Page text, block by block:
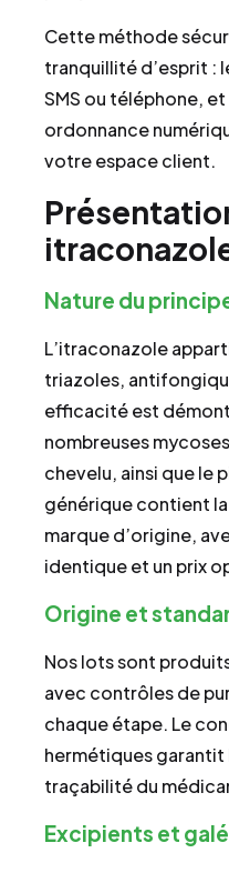
Cette méthode
tranquillité d’esprit :
SMS ou téléphone,
ordonnance
votre espace client.
Nature du
L’itraconazole
triazoles,
efficacité est
nombreuses
chevelu, ainsi que le
générique contient
marque d’origine,
identique et un prix
Origine et
Nos lots sont
avec contrôles de
chaque étape. Le
hermétiques
traçabilité du
Excipients et